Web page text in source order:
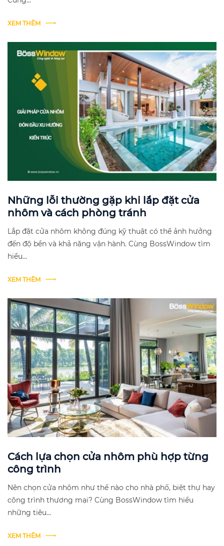
XEM THÊM
Những lỗi thường gặp khi lắp đặt cửa
nhôm và cách phòng tránh
Lắp đặt cửa nhôm không đúng kỹ thuật có thể ảnh hưởng
đến độ bền và khả năng vận hành. Cùng BossWindow tìm
hiểu...
XEM THÊM
Cách lựa chọn cửa nhôm phù hợp từng
công trình
Nên chọn cửa nhôm như thế nào cho nhà phố, biệt thự hay
công trình thương mại? Cùng BossWindow tìm hiểu
những tiêu...
XEM THÊM